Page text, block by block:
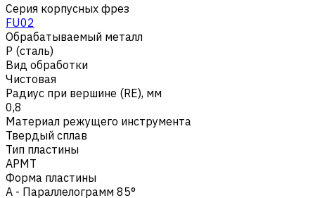
Серия корпусных фрез
FU02
Обрабатываемый металл
Р (сталь)
Вид обработки
Чистовая
Радиус при вершине (RE), мм
0,8
Материал режущего инструмента
Твердый сплав
Тип пластины
APMT
Форма пластины
A - Параллелограмм 85°